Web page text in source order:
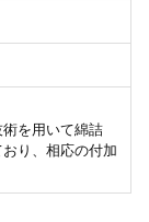
を用いて綿詰
り、相応の付加